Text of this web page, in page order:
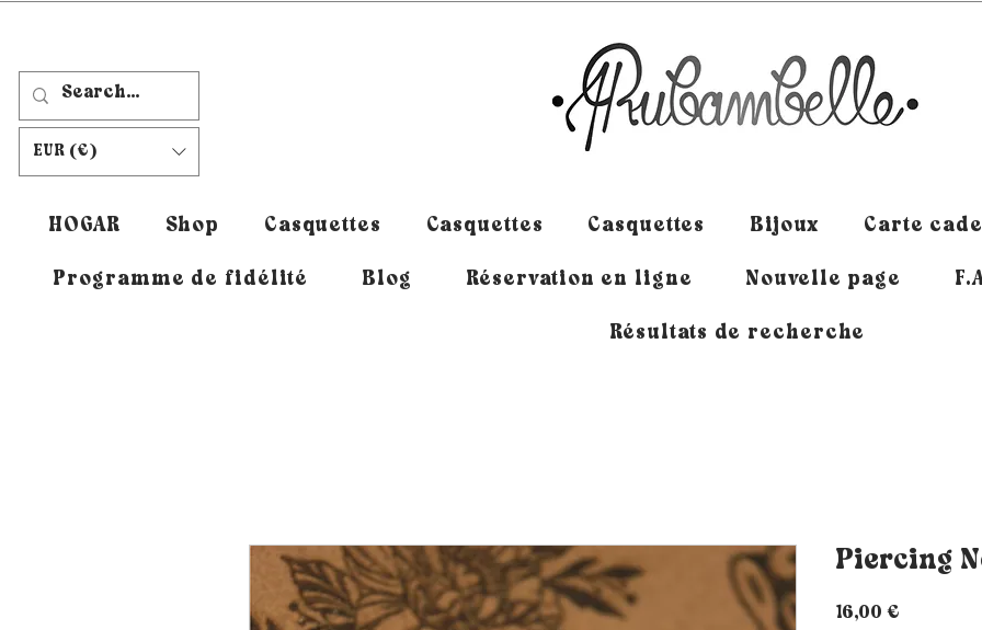
EUR (€)
HOGAR Shop Casquettes Casquettes Casquettes Bijoux Carte
Programme de fidélité Blog Réservation en ligne Nouvelle page
Résultats de recherche
Piercing
16,00 €